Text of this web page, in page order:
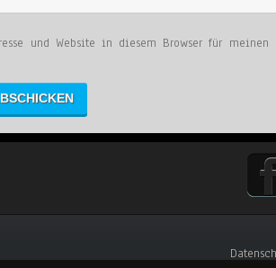
und Website in diesem Browser für meinen